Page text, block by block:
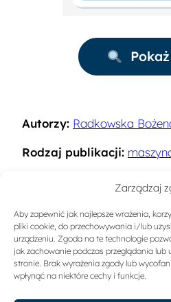
Zarządzaj
Aby zapewnić jak najlepsze wrażenia,
pliki cookie, do przechowywania i/lub
urządzeniu. Zgoda na te technologie
jak zachowanie podczas przeglądania
stronie. Brak wyrażenia zgody lub
wpłynąć na niektóre cechy i funkcje.
Autorzy: Radkowska
Rodzaj publikacji:
Miejsce wydania:
Słowa kluczowe: Ruch
Sygnatura:A-1466